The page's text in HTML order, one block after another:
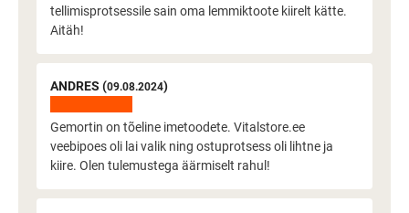
tellimisprotsessile sain oma lemmiktoote kiirelt kätte.
Aitäh!
ANDRES (09.08.2024)
Gemortin on tõeline imetoodete. Vitalstore.ee
veebipoes oli lai valik ning ostuprotsess oli lihtne ja
kiire. Olen tulemustega äärmiselt rahul!